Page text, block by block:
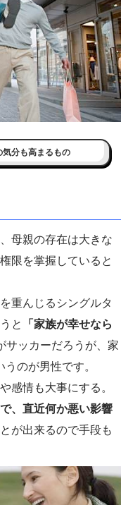
気分も高まるもの
母親の存在は大きな
限を掌握していると
重んじるシングルタ
と
「家族が幸せなら
サッカーだろうが、家
のが男性です。
感情も大事にする。
、直近何か悪い影響
が出来るので手段も